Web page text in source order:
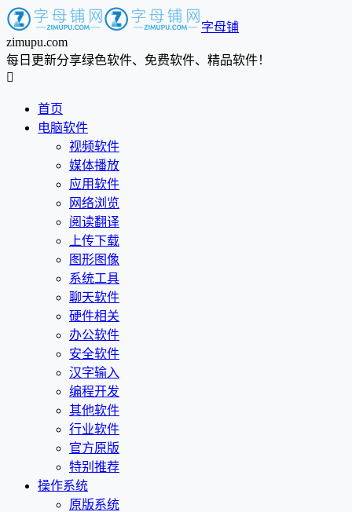
字母铺
zimupu.com
每日更新分享绿色软件、免费软件、精品软件！

首页
电脑软件
视频软件
媒体播放
应用软件
网络浏览
阅读翻译
上传下载
图形图像
系统工具
聊天软件
硬件相关
办公软件
安全软件
汉字输入
编程开发
其他软件
行业软件
官方原版
特别推荐
操作系统
原版系统